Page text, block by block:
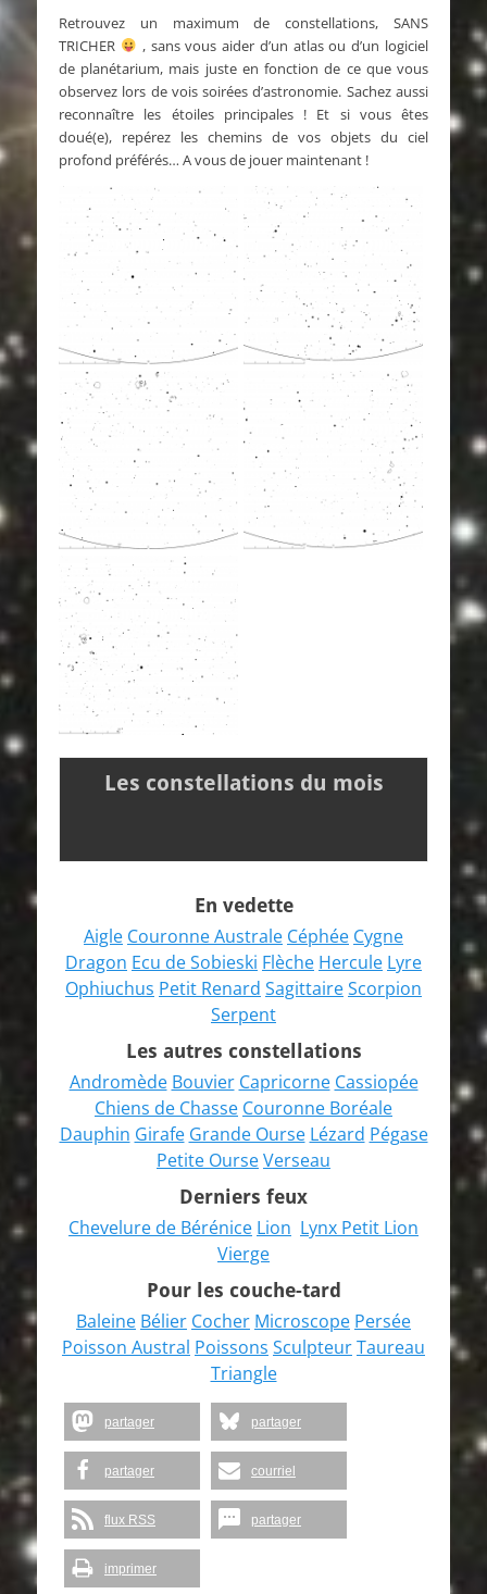
Retrouvez un maximum de constellations, SANS
TRICHER
, sans vous aider d’un atlas ou d’un logiciel
de planétarium, mais juste en fonction de ce que vous
observez lors de vois soirées d’astronomie. Sachez aussi
reconnaître les étoiles principales ! Et si vous êtes
doué(e), repérez les chemins de vos objets du ciel
profond préférés… A vous de jouer maintenant !
Les constellations du mois
En vedette
Aigle Couronne Australe Céphée Cygne
Dragon Ecu de Sobieski Flèche Hercule Lyre
Ophiuchus Petit Renard SagittaireScorpion
Serpent
Les autres constellations
Andromède Bouvier Capricorne Cassiopée
Chiens de Chasse Couronne Boréale
Dauphin Girafe Grande Ourse Lézard Pégase
Petite OurseVerseau
Derniers feux
Chevelure de Bérénice Lion Lynx Petit Lion
Vierge
Pour les couche-tard
Baleine Bélier Cocher Microscope Persée
Poisson Austral Poissons SculpteurTaureau
Triangle
partager partager
partager courriel
flux RSS partager
imprimer